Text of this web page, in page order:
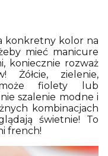
konkretny kolor na
mieć manicure
koniecznie rozważ
Żółcie, zielenie,
fiolety lub
szalenie modne i
kombinacjach
świetnie! To
french!